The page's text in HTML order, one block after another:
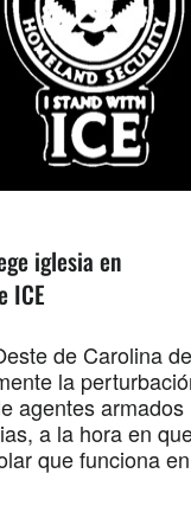
iglesia en
ICE
de Carolina
la
agentes armados
a la hora en
que funciona en